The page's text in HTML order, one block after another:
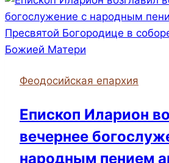
епархия
передали
Феодосийской
больнице
Феодосийская епархия
Епископ Иларион
вечернее
народным пением